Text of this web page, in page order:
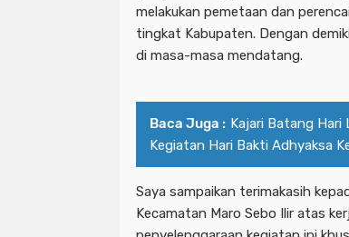
melakukan pemetaan dan
tingkat Kabupaten. Dengan
di masa-masa mendatang.
Baca Juga : Kajari Batang Hari
Kegiatan Hari Bakti Adhyaksa
Saya sampaikan terimakasih
Kecamatan Maro Sebo Ilir atas